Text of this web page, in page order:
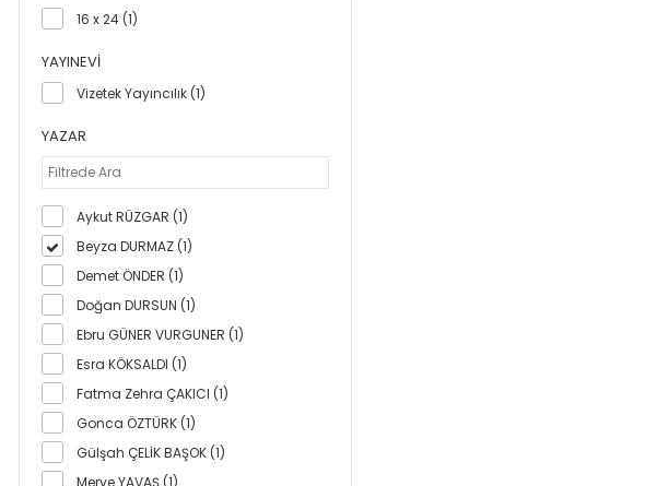
16 x 24 (1)
YAYINEVI
Vizetek Yayıncılık (1)
YAZAR
Aykut RÜZGAR (1)
Beyza DURMAZ (1)
Demet ÖNDER (1)
Doğan DURSUN (1)
Ebru GÜNER VURGUNER (1)
Esra KÖKSALDI (1)
Fatma Zehra ÇAKICI (1)
Gonca ÖZTÜRK (1)
Gülşah ÇELİK BAŞOK (1)